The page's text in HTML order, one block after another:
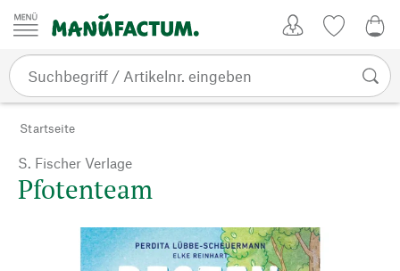
Zum Inhalt springen
Startseite
S. Fischer Verlage
Pfotenteam